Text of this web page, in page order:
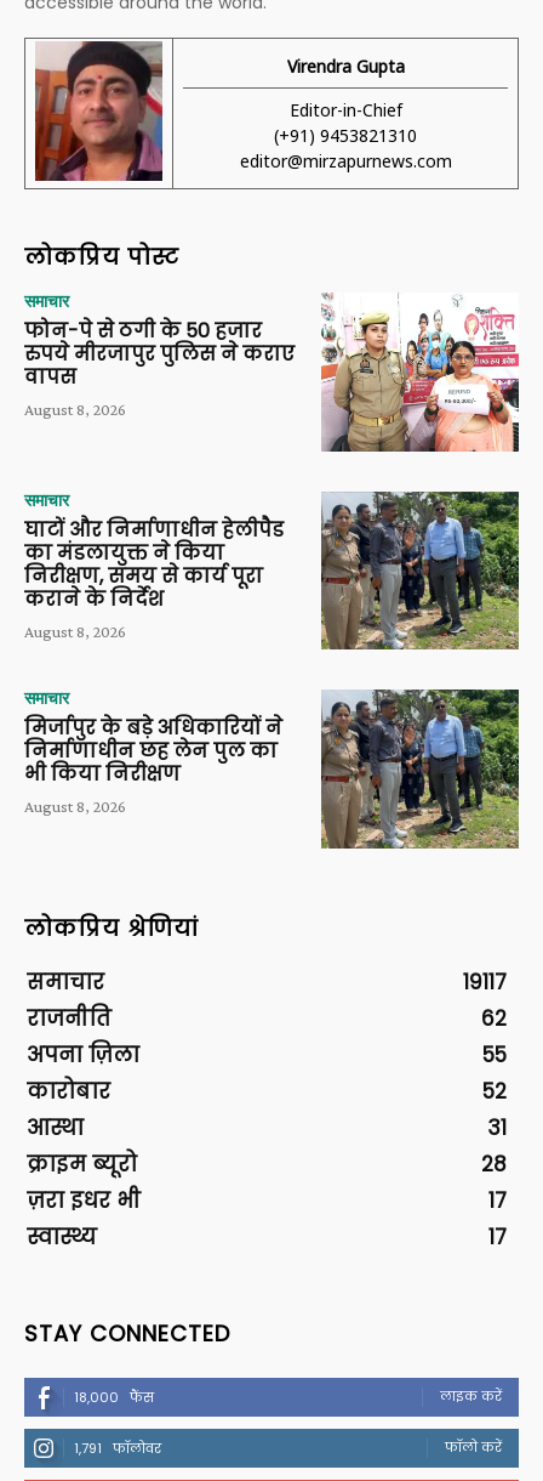
Virendra Gupta
Editor-in-Chief
(+91) 9453821310
editor@mirzapurnews.com
लोकप्रिय पोस्ट
समाचार
फोन-पे से ठगी के 50 हजार
रुपये मीरजापुर पुलिस ने कराए
वापस
August 8, 2026
समाचार
घाटों और निर्माणाधीन हेलीपैड
का मंडलायुक्त ने किया
निरीक्षण, समय से कार्य पूरा
कराने के निर्देश
August 8, 2026
समाचार
मिर्जापुर के बड़े अधिकारियों ने
निर्माणाधीन छह लेन पुल का
भी किया निरीक्षण
August 8, 2026
लोकप्रिय श्रेणियां
समाचार
19117
राजनीति
62
अपना ज़िला
55
कारोबार
52
आस्था
31
क्राइम ब्यूरो
28
ज़रा इधर भी
17
स्वास्थ्य
17
STAY CONNECTED
18,000 फैंस लाइक करें
1,791 फॉलोवर फॉलो करें